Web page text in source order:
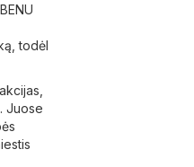
todėl
Juose